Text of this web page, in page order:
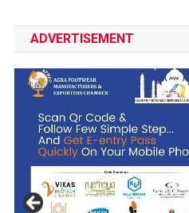
ADVERTISEMENT